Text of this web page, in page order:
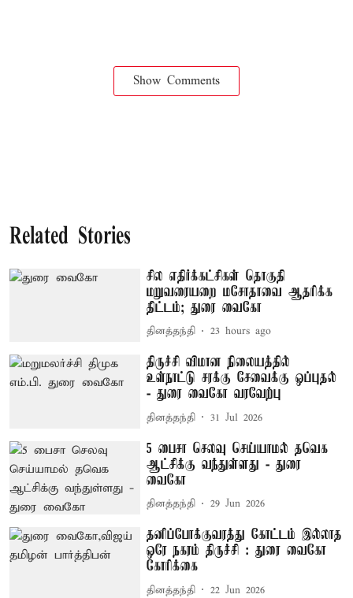
Show Comments
Related Stories
சில எதிர்க்கட்சிகள் தொகுதி
மறுவரையறை மசோதாவை ஆதரிக்க
திட்டம்; துரை வைகோ
தினத்தந்தி 23 hours ago
திருச்சி விமான நிலையத்தில்
உள்நாட்டு சரக்கு சேவைக்கு ஒப்புதல்
- துரை வைகோ வரவேற்பு
தினத்தந்தி 31 Jul 2026
5 பைசா செலவு செய்யாமல் தவெக
ஆட்சிக்கு வந்துள்ளது - துரை
வைகோ
தினத்தந்தி 29 Jun 2026
தனிப்போக்குவரத்து கோட்டம் இல்லாத
ஒரே நகரம் திருச்சி : துரை வைகோ
கோரிக்கை
தினத்தந்தி 22 Jun 2026